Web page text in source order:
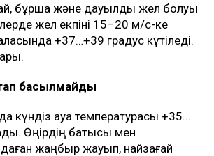
бұршақ және дауылды жел болуы
жел екпіні 15–20 м/с-ке
+37…+39 градус күтіледі.
басылмайды
күндіз ауа температурасы +35…
Өңірдің батысы мен
жаңбыр жауып, найзағай